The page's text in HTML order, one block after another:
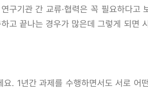
구기관 간 교류·협력은 꼭 필요하다고
끝나는 경우가 많은데 그렇게 되면
. 1년간 과제를 수행하면서도 서로 어